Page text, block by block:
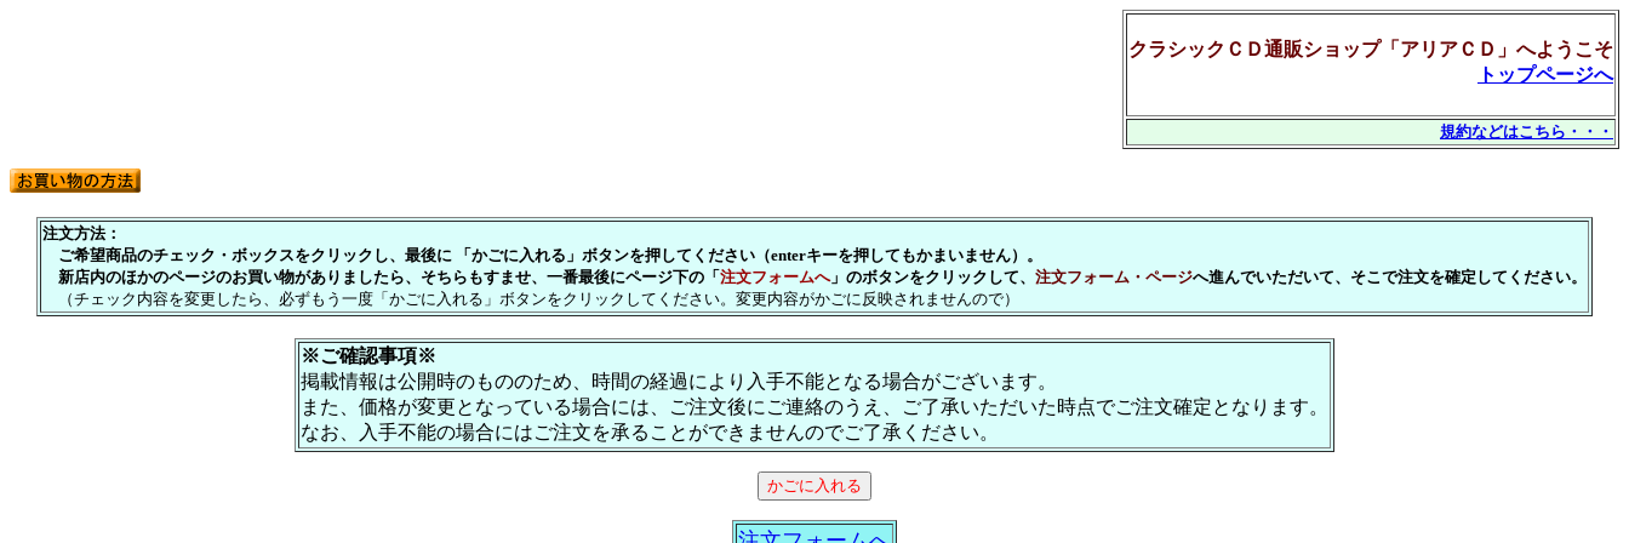
クラシックＣＤ通販ショップ「アリアＣＤ」へようこそ
トップページへ
規約などはこちら・・・
注文方法：
ご希望商品のチェック・ボックスをクリックし、最後に 「かごに入れる」ボタンを押してください（enterキーを押してもかまいません）。
新店内のほかのページのお買い物がありましたら、そちらもすませ、一番最後にページ下の「 注文フォームへ」のボタンをクリックして、 注文フォーム・ページへ進んでいただいて、そこで注文を確定してください。
（チェック内容を変更したら、必ずもう一度「かごに入れる」ボタンをクリックしてください。変更内容がかごに反映されませんので）
※ご確認事項※
掲載情報は公開時のもののため、時間の経過により入手不能となる場合がございます。
また、価格が変更となっている場合には、ご注文後にご連絡のうえ、ご了承いただいた時点でご注文確定となります。
なお、入手不能の場合にはご注文を承ることができませんのでご了承ください。